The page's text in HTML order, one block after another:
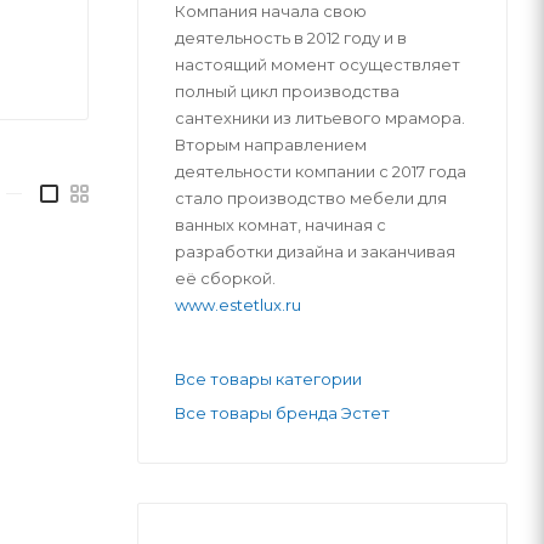
Компания начала свою
деятельность в 2012 году и в
настоящий момент осуществляет
полный цикл производства
сантехники из литьевого мрамора.
Вторым направлением
деятельности компании с 2017 года
стало производство мебели для
ванных комнат, начиная с
разработки дизайна и заканчивая
её сборкой.
www.estetlux.ru
Все товары категории
Все товары бренда Эстет